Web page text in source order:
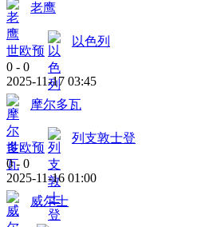
老鹰
世欧预
以色列
0 - 0
2025-11-17 03:45
摩尔多瓦
世欧预
列支敦士登
0 - 0
2025-11-16 01:00
威尔士